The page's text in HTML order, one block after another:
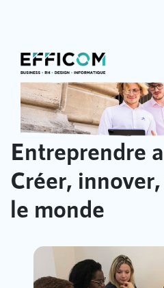
Entreprendre
Créer,
le monde